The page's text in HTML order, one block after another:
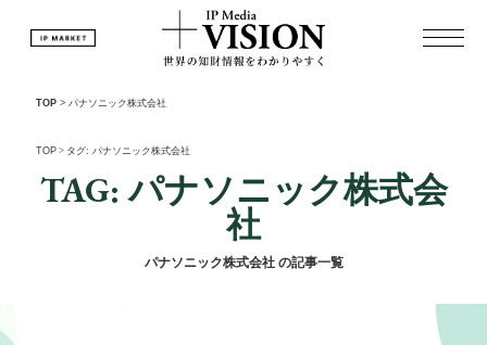
TOP > パナソニック株式会社
TOP > タグ: パナソニック株式会社
TAG: パナソニック株式会
社
パナソニック株式会社 の記事一覧